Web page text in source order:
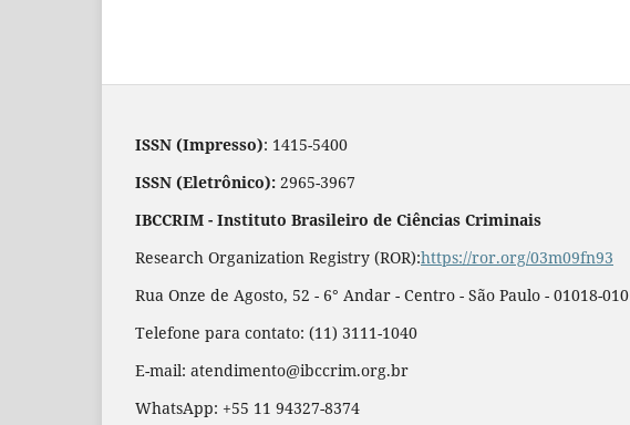
ISSN (Impresso): 1415-5400
ISSN (Eletrônico): 2965-3967
IBCCRIM - Instituto Brasileiro de Ciências Criminais
Research Organization Registry (ROR):https://ror.org/03m09fn93
Rua Onze de Agosto, 52 - 6° Andar - Centro - São Paulo - 01018-010
Telefone para contato: (11) 3111-1040
E-mail: atendimento@ibccrim.org.br
WhatsApp: +55 11 94327-8374